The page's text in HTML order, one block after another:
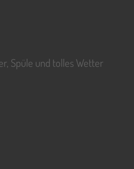
Spüle und tolles Wetter